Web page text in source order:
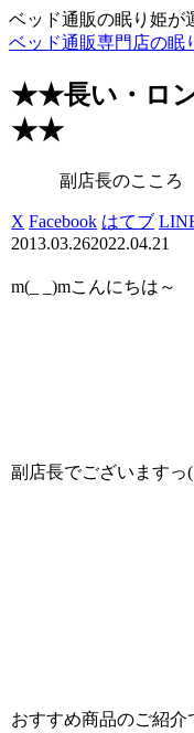
ベッド通販の眠り姫が
ベッド通販専門店の眠
★★長い・ロ
★★
副店長のこころ
X Facebook はてブ
2013.03.262022.04.21
m(_ _)mこんにちは～
副店長でございますっ
おすすめ商品のご紹介